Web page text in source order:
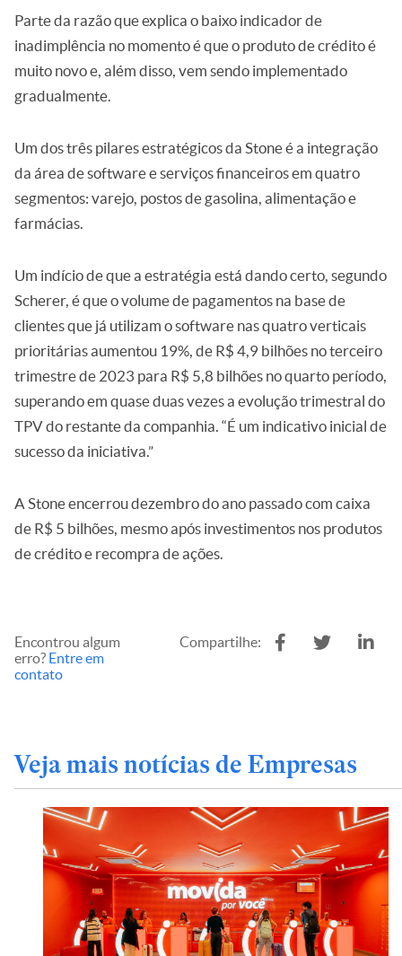
Parte da razão que explica o baixo indicador de
inadimplência no momento é que o produto de crédito é
muito novo e, além disso, vem sendo implementado
gradualmente.
Um dos três pilares estratégicos da Stone é a integração
da área de software e serviços financeiros em quatro
segmentos: varejo, postos de gasolina, alimentação e
farmácias.
Um indício de que a estratégia está dando certo, segundo
Scherer, é que o volume de pagamentos na base de
clientes que já utilizam o software nas quatro verticais
prioritárias aumentou 19%, de R$ 4,9 bilhões no terceiro
trimestre de 2023 para R$ 5,8 bilhões no quarto período,
superando em quase duas vezes a evolução trimestral do
TPV do restante da companhia. “É um indicativo inicial de
sucesso da iniciativa.”
A Stone encerrou dezembro do ano passado com caixa
de R$ 5 bilhões, mesmo após investimentos nos produtos
de crédito e recompra de ações.
Encontrou algum
erro? Entre em
contato
Compartilhe:
Veja mais notícias de Empresas